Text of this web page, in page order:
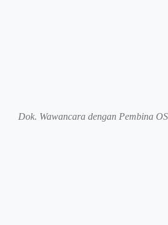
Dok. Wawancara dengan Pembina